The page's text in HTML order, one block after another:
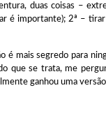
duas coisas –
é importante); 2ª –
é mais segredo para
que se trata, me
ganhou uma